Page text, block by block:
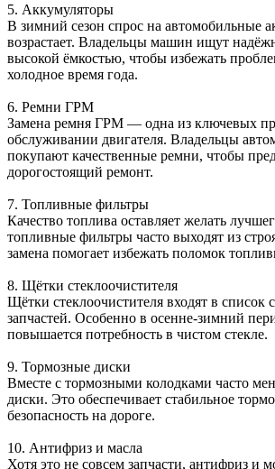
5. Аккумуляторы
В зимний сезон спрос на автомобильные
возрастает. Владельцы машин ищут
высокой ёмкостью, чтобы избежать
холодное время года.
6. Ремни ГРМ
Замена ремня ГРМ — одна из ключевых
обслуживании двигателя. Владельцы
покупают качественные ремни, чтобы
дорогостоящий ремонт.
7. Топливные фильтры
Качество топлива оставляет желать
топливные фильтры часто выходят из
замена помогает избежать поломок
8. Щётки стеклоочистителя
Щётки стеклоочистителя входят в
запчастей. Особенно в осенне-зимний
повышается потребность в чистом стекле.
9. Тормозные диски
Вместе с тормозными колодками часто
диски. Это обеспечивает стабильное
безопасность на дороге.
10. Антифриз и масла
Хотя это не совсем запчасти, антифриз и